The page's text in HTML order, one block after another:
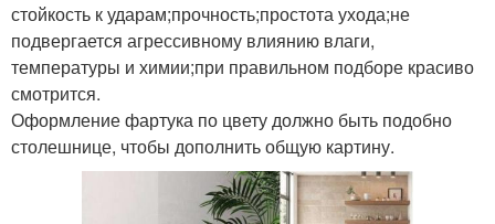
стойкость к ударам;прочность;простота ухода;не
подвергается агрессивному влиянию влаги,
температуры и химии;при правильном подборе красиво
смотрится.
Оформление фартука по цвету должно быть подобно
столешнице, чтобы дополнить общую картину.